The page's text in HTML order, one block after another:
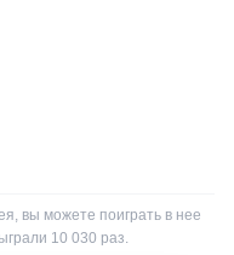
вы можете поиграть в нее
10 030 раз.